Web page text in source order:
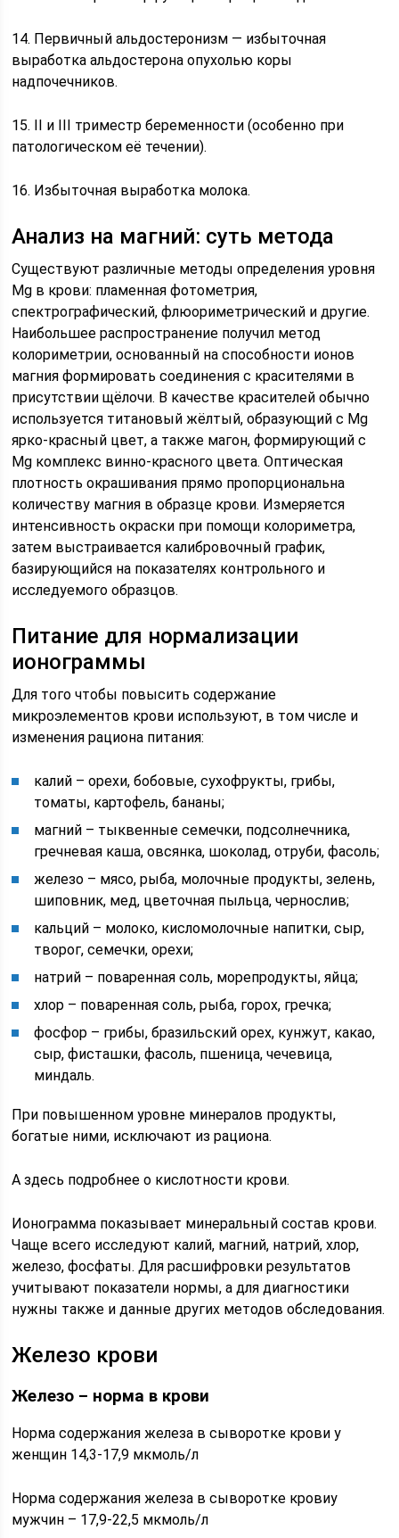
14. Первичный альдостеронизм — избыточная
выработка альдостерона опухолью коры
надпочечников.
15. ІІ и ІІІ триместр беременности (особенно при
патологическом её течении).
16. Избыточная выработка молока.
Анализ на магний: суть метода
Существуют различные методы определения уровня
Mg в крови: пламенная фотометрия,
спектрографический, флюориметрический и другие.
Наибольшее распространение получил метод
колориметрии, основанный на способности ионов
магния формировать соединения с красителями в
присутствии щёлочи. В качестве красителей обычно
используется титановый жёлтый, образующий с Mg
ярко-красный цвет, а также магон, формирующий с
Mg комплекс винно-красного цвета. Оптическая
плотность окрашивания прямо пропорциональна
количеству магния в образце крови. Измеряется
интенсивность окраски при помощи колориметра,
затем выстраивается калибровочный график,
базирующийся на показателях контрольного и
исследуемого образцов.
Питание для нормализации
ионограммы
Для того чтобы повысить содержание
микроэлементов крови используют, в том числе и
изменения рациона питания:
калий – орехи, бобовые, сухофрукты, грибы,
томаты, картофель, бананы;
магний – тыквенные семечки, подсолнечника,
гречневая каша, овсянка, шоколад, отруби, фасоль;
железо – мясо, рыба, молочные продукты, зелень,
шиповник, мед, цветочная пыльца, чернослив;
кальций – молоко, кисломолочные напитки, сыр,
творог, семечки, орехи;
натрий – поваренная соль, морепродукты, яйца;
хлор – поваренная соль, рыба, горох, гречка;
фосфор – грибы, бразильский орех, кунжут, какао,
сыр, фисташки, фасоль, пшеница, чечевица,
миндаль.
При повышенном уровне минералов продукты,
богатые ними, исключают из рациона.
А здесь подробнее о кислотности крови.
Ионограмма показывает минеральный состав крови.
Чаще всего исследуют калий, магний, натрий, хлор,
железо, фосфаты. Для расшифровки результатов
учитывают показатели нормы, а для диагностики
нужны также и данные других методов обследования.
Железо крови
Железо – норма в крови
Норма содержания железа в сыворотке крови у
женщин 14,3-17,9 мкмоль/л
Норма содержания железа в сыворотке кровиу
мужчин – 17,9-22,5 мкмоль/л